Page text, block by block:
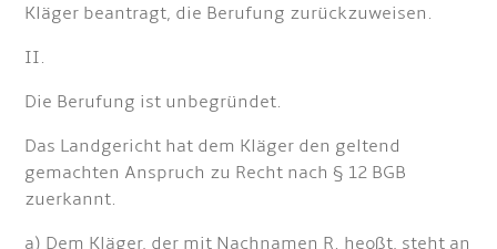
Kläger beantragt, die Berufung zurückzuweisen.
II.
Die Berufung ist unbegründet.
Das Landgericht hat dem Kläger den geltend
gemachten Anspruch zu Recht nach § 12 BGB
zuerkannt.
a) Dem Kläger, der mit Nachnamen R. heoßt, steht an